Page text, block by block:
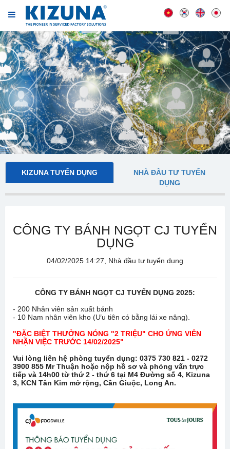
KIZUNA TUYỂN DỤNG
NHÀ ĐẦU TƯ TUYỂN
DỤNG
CÔNG TY BÁNH NGỌT CJ TUYỂN
DỤNG
04/02/2025 14:27, Nhà đầu tư tuyển dụng
CÔNG TY BÁNH NGỌT CJ TUYỂN DỤNG 2025:
- 200 Nhân viên sản xuất bánh
- 10 Nam nhân viên kho (Ưu tiên có bằng lái xe nâng).
"ĐẶC BIỆT THƯỞNG NÓNG "2 TRIỆU" CHO ỨNG VIÊN
NHẬN VIỆC TRƯỚC 14/02/2025"
Vui lòng liên hệ phòng tuyển dụng: 0375 730 821 - 0272
3900 855 Mr Thuận hoặc nộp hồ sơ và phỏng vấn trực
tiếp và 14h00 từ thứ 2 - thứ 6 tại M4 Đường số 4, Kizuna
3, KCN Tân Kim mở rộng, Cần Giuộc, Long An.